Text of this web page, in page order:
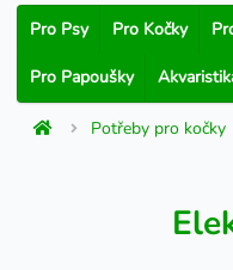
Pro Psy Pro Kočky
Pro Papoušky
Potřeby pro kočky